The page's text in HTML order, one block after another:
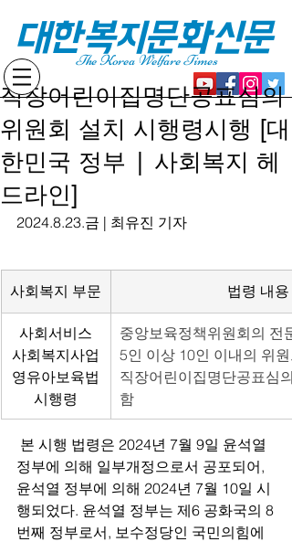
대한복지문화신문
The Korea Welfare Times
직장어린이집명단공표심의
위원회 설치 시행령시행 [대
한민국 정부 | 사회복지 헤
드라인]
2024.8.23.금 | 최유진 기자
사회복지 부문 법령 내용
사회서비스
사회복지사업
영유아보육법
시행령
중앙보육정책위원회의 전
5인 이상 10인 이내의 위원
직장어린이집명단공표심
함
정부에 의해 일부개정으로서 공포되어,
윤석열 정부에 의해 2024년 7월 10일 시
행되었다. 윤석열 정부는 제6 공화국의 8
번째 정부로서, 보수정당인 국민의힘에